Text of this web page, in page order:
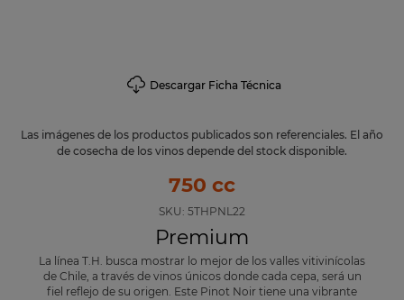
Descargar Ficha Técnica
Las imágenes de los productos publicados son referenciales. El año
de cosecha de los vinos depende del stock disponible.
750 cc
SKU: 5THPNL22
Premium
La línea T.H. busca mostrar lo mejor de los valles vitivinícolas
de Chile, a través de vinos únicos donde cada cepa, será un
fiel reflejo de su origen. Este Pinot Noir tiene una vibrante